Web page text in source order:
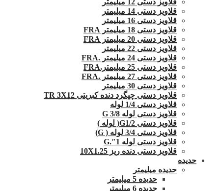
قلاویز دستی 12 میلیمتر
قلاویز دستی 14 میلیمتر
قلاویز دستی 16 میلیمتر
قلاویز دستی 18 میلیمتر FRA
قلاویز دستی 20 میلیمتر FRA
قلاویز دستی 22 میلیمتر
قلاویز دستی 24 میلیمتر .FRA
قلاویز دستی 25 میلیمتر.FRA
قلاویز دستی 27 میلیمتر .FRA
قلاویز دستی 30 میلیمتر
قلاویز دستی چپگرد دنده کبریتی TR 3X12
قلاویز دستی 1/4 لوله
قلاویز دستی لوله G 3/8
قلاویز دستی G1/2( لوله )
قلاویز دستی 3/4 لوله ( G)
قلاویز دستی لوله 1″.G
قلاویز دستی دنده ریز 10X1.25
حدیده
حدیده میلیمتر
حدیده 5 میلیمتر
حدیده 6 میلیمتر